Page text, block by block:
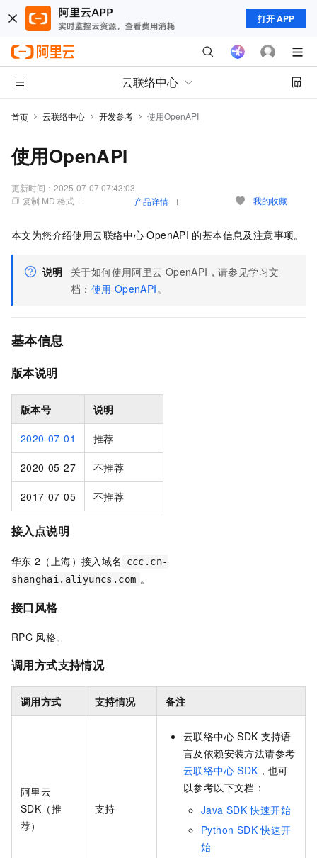
打开 APP
云联络中心
首页 云联络中心 开发参考 使用OpenAPI
使用OpenAPI
更新时间： 2025-07-07 07:43:03
复制 MD 格式
产品详情 我的收藏
本文为您介绍使用云联络中心 OpenAPI 的基本信息及注意事项。
说明 关于如何使用阿里云 OpenAPI，请参见学习文
档： 使用 OpenAPI。
基本信息
版本说明
版本号 说明
2020-07-01 推荐
2020-05-27 不推荐
2017-07-05 不推荐
接入点说明
华东 2（上海）接入域名
ccc.cn-
shanghai.aliyuncs.com 。
接口风格
RPC 风格。
调用方式支持情况
调用方式 支持情况 备注
阿里云
SDK（推
荐）
支持
云联络中心 SDK 支持语
言及依赖安装方法请参考
云联络中心 SDK ，也可
以参考以下文档：
Java SDK 快速开始
Python SDK 快速开
始